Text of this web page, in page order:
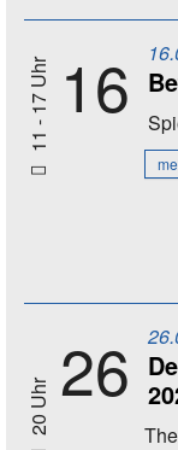
11 - 17 Uhr 16
20 Uhr 26